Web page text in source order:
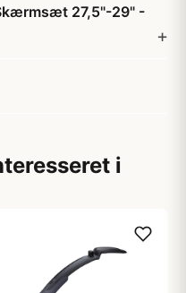
27,5"-29" -
i